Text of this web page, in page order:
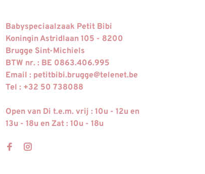
Babyspeciaalzaak Petit Bibi
Koningin Astridlaan 105 - 8200
Brugge Sint-Michiels
BTW nr. : BE 0863.406.995
Email : petitbibi.brugge@telenet.be
Tel : +32 50 738088
Open van Di t.e.m. vrij : 10u - 12u en
13u - 18u en Zat : 10u - 18u